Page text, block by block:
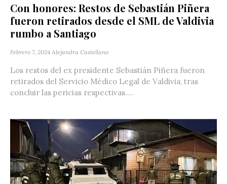
Con honores: Restos de Sebastián Piñera
fueron retirados desde el SML de Valdivia
rumbo a Santiago
Febrero 7, 2024 Alejandra Castellano
Los restos del ex presidente Sebastián Piñera fueron
retirados del Servicio Médico Legal de Valdivia, tras
concluir las pericias respectivas....